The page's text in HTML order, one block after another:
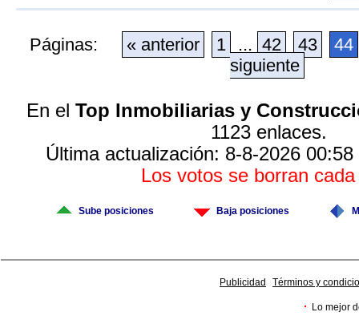
Páginas: « anterior 1 ... 42 43
44
siguiente
En el Top Inmobiliarias y
1123 enlaces.
Última actualización: 8-8-2026
Los votos se borran
Sube posiciones Baja posiciones
Publicidad Términos y
· Lo mejor